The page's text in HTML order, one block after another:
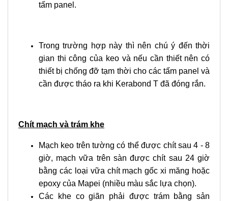
tấm panel.
Trong trường hợp này thì nên chú ý đến thời
gian thi công của keo và nếu cần thiết nên có
thiết bị chống đỡ tạm thời cho các tấm panel và
cần được tháo ra khi Kerabond T đã đóng rắn.
Chít mạch và trám khe
Mạch keo trên tường có thể được chít sau 4 - 8
giờ, mạch vữa trên sàn được chít sau 24 giờ
bằng các loại vữa chít mạch gốc xi măng hoặc
epoxy của Mapei (nhiều màu sắc lựa chọn).
Các khe co giãn phải được trám bằng sản